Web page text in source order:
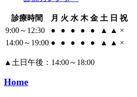
診療時間 月 火 水 木 金 土 日 祝
9:00～12:30
● ● ● ● ● ▲ ▲ ×
14:00～19:00 ● ● ● ● ● ▲ ▲ ×
▲ 土日午後：14:00～18:00
Home